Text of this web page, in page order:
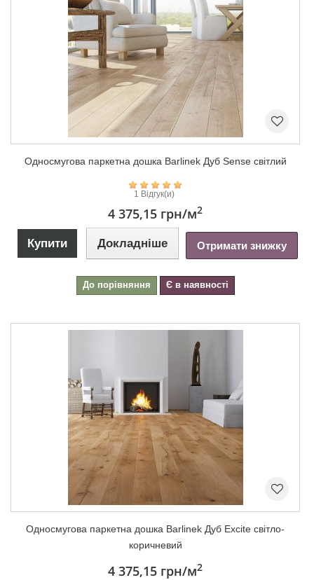
Односмугова паркетна дошка Barlinek Дуб Sense світлий
1 Відгук(и)
4 375,15 грн/м2
Купити Докладніше Отримати знижку
До порівняння Є в наявності
Односмугова паркетна дошка Barlinek Дуб Excite світло-
коричневий
4 375,15 грн/м2